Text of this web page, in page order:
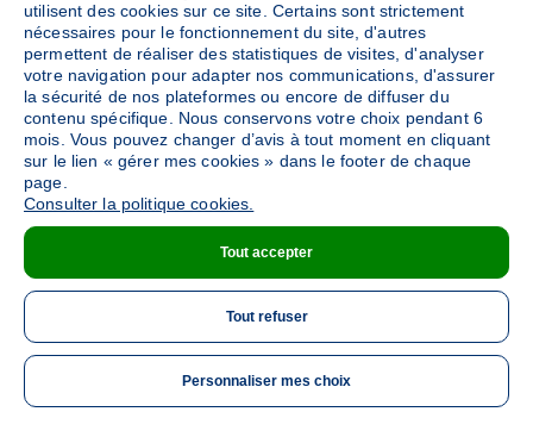
ME
utilisent des cookies sur ce site. Certains sont strictement
nécessaires pour le fonctionnement du site, d'autres
permettent de réaliser des statistiques de visites, d'analyser
votre navigation pour adapter nos communications, d'assurer
la sécurité de nos plateformes ou encore de diffuser du
contenu spécifique. Nous conservons votre choix pendant 6
mois. Vous pouvez changer d’avis à tout moment en cliquant
sur le lien « gérer mes cookies » dans le footer de chaque
page.
Consulter la politique cookies.
Tout accepter
Tout refuser
Personnaliser mes choix